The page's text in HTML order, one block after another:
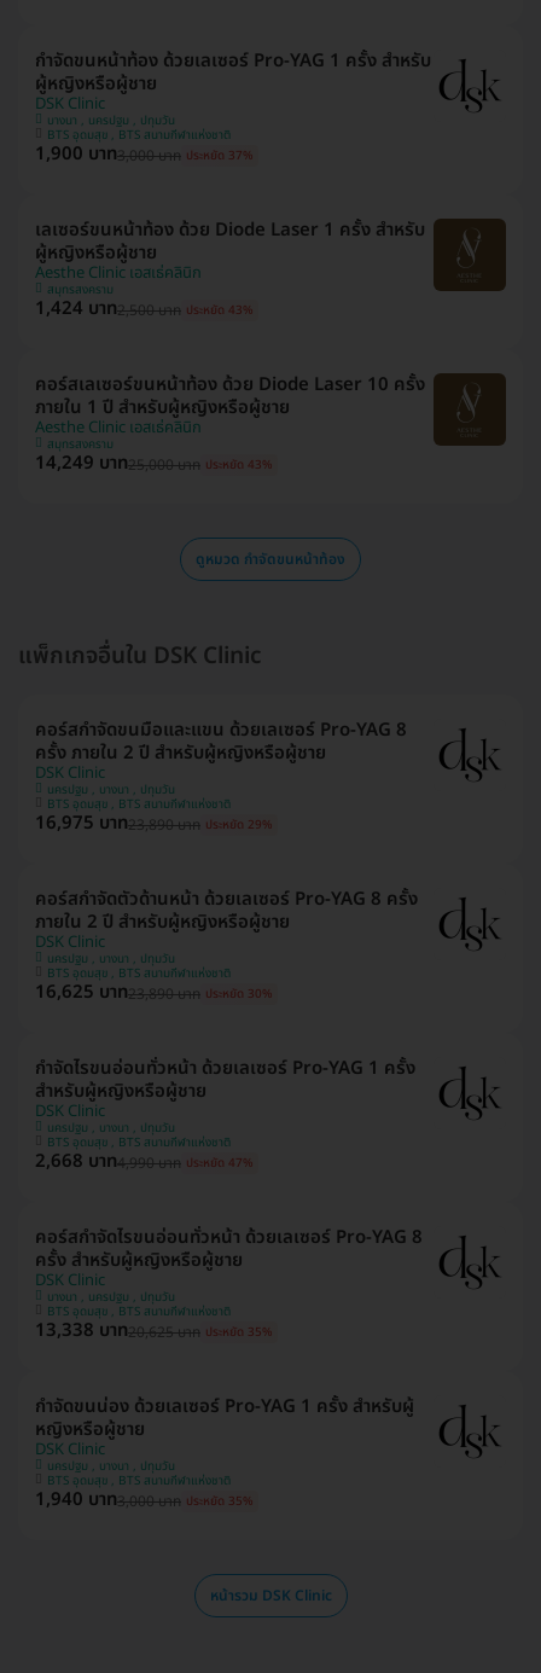
กำจัดขนหน้าท้อง ด้วยเลเซอร์ Pro-YAG 1 ครั้ง สำหรับ
ผู้หญิงหรือผู้ชาย
DSK Clinic
บางนา , นครปฐม , ปทุมวัน
BTS อุดมสุข , BTS สนามกีฬาแห่งชาติ
1,900 บาท3,000 บาท ประหยัด 37%
เลเซอร์ขนหน้าท้อง ด้วย Diode Laser 1 ครั้ง สำหรับ
ผู้หญิงหรือผู้ชาย
Aesthe Clinic เอสเธ่คลินิก
สมุทรสงคราม
1,424 บาท2,500 บาท ประหยัด 43%
คอร์สเลเซอร์ขนหน้าท้อง ด้วย Diode Laser 10 ครั้ง
ภายใน 1 ปี สำหรับผู้หญิงหรือผู้ชาย
Aesthe Clinic เอสเธ่คลินิก
สมุทรสงคราม
14,249 บาท25,000 บาท ประหยัด 43%
ดูหมวด กำจัดขนหน้าท้อง
แพ็กเกจอื่นใน DSK Clinic
คอร์สกำจัดขนมือและแขน ด้วยเลเซอร์ Pro-YAG 8
ครั้ง ภายใน 2 ปี สำหรับผู้หญิงหรือผู้ชาย
DSK Clinic
นครปฐม , บางนา , ปทุมวัน
BTS อุดมสุข , BTS สนามกีฬาแห่งชาติ
16,975 บาท23,890 บาท ประหยัด 29%
คอร์สกำจัดตัวด้านหน้า ด้วยเลเซอร์ Pro-YAG 8 ครั้ง
ภายใน 2 ปี สำหรับผู้หญิงหรือผู้ชาย
DSK Clinic
นครปฐม , บางนา , ปทุมวัน
BTS อุดมสุข , BTS สนามกีฬาแห่งชาติ
16,625 บาท23,890 บาท ประหยัด 30%
กำจัดไรขนอ่อนทั่วหน้า ด้วยเลเซอร์ Pro-YAG 1 ครั้ง
สำหรับผู้หญิงหรือผู้ชาย
DSK Clinic
นครปฐม , บางนา , ปทุมวัน
BTS อุดมสุข , BTS สนามกีฬาแห่งชาติ
2,668 บาท4,990 บาท ประหยัด 47%
คอร์สกำจัดไรขนอ่อนทั่วหน้า ด้วยเลเซอร์ Pro-YAG 8
ครั้ง สำหรับผู้หญิงหรือผู้ชาย
DSK Clinic
บางนา , นครปฐม , ปทุมวัน
BTS อุดมสุข , BTS สนามกีฬาแห่งชาติ
13,338 บาท20,625 บาท ประหยัด 35%
กำจัดขนน่อง ด้วยเลเซอร์ Pro-YAG 1 ครั้ง สำหรับผู้
หญิงหรือผู้ชาย
DSK Clinic
นครปฐม , บางนา , ปทุมวัน
BTS อุดมสุข , BTS สนามกีฬาแห่งชาติ
1,940 บาท3,000 บาท ประหยัด 35%
หน้ารวม DSK Clinic